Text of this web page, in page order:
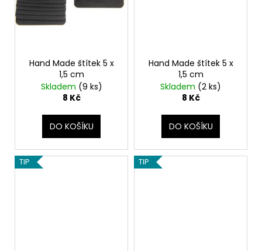
Hand Made štítek 5 x
1,5 cm
Skladem (9 ks)
8 Kč
DO KOŠÍKU
Hand Made štítek 5 x
1,5 cm
Skladem (2 ks)
8 Kč
DO KOŠÍKU
TIP TIP